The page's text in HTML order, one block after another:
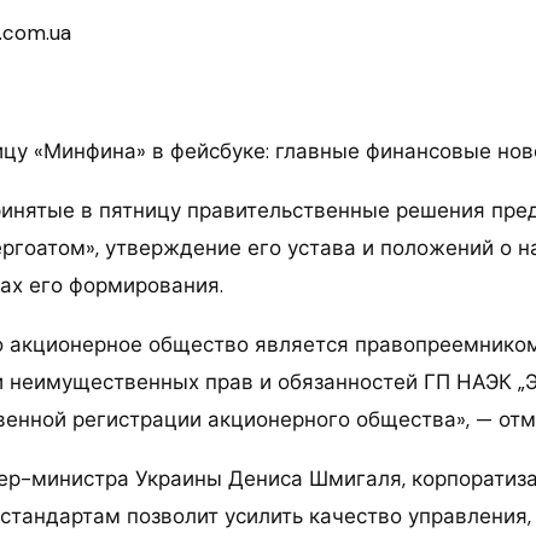
«Минфина» в фейсбуке: главные финансовые
в пятницу правительственные решения
утверждение его устава и положений о
его формирования.
акционерное общество является
прав и обязанностей ГП НАЭК
регистрации акционерного общества», —
министра Украины Дениса Шмигаля,
позволит усилить качество управления,